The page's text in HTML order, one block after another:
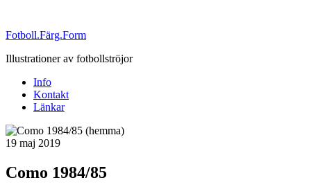
Fotboll.Färg.Form
Illustrationer av fotbollströjor
Info
Kontakt
Länkar
Publicerat
19 maj 2019
Como 1984/85